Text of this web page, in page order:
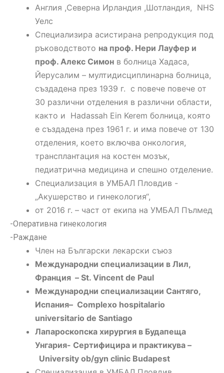
Англия ,Северна Ирландия ,Шотландия, NHS
Уелс
Специализира асистирана репродукция под
ръководството на проф. Нери Лауфер и
проф. Алекс Симон в болница Хадаса,
Йерусалим – мултидисциплинарна болница,
създадена през 1939 г. с повече повече от
30 различни отделения в различни области,
както и Hadassah Ein Kerem болница, която
е създадена през 1961 г. и има повече от 130
отделения, което включва онкология,
трансплантация на костен мозък,
педиатрична медицина и спешно отделение.
Специализация в УМБАЛ Пловдив -
„Акушерство и гинекология“,
от 2016 г. – част от екипа на УМБАЛ Пълмед
-Оперативна гинекология
-Раждане
Член на Български лекарски съюз
Международни специализации в Лил,
Франция – St. Vincent de Paul
Международни специализации Сантяго,
Испания– Complexo hospitalario
universitario de Santiago
Лапароскопска хирургия в Будапеща
Унгария- Сертифицира и практикува –
University ob/gyn clinic Budapest